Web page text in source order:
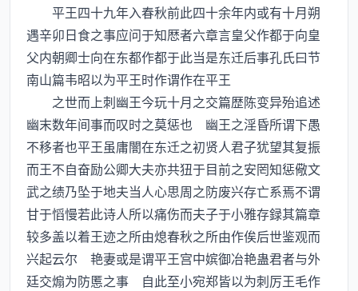
平王四十九年入春秋前此四十余年内或有十月朔
遇辛卯日食之事应问于知厯者六章言皇父作都于向皇
父内朝卿士向在东都作都于此当是东迁后事孔氏曰节
南山篇韦昭以为平王时作谓作在平王
之世而上刺幽王今玩十月之交篇歴陈变异殆追述
幽末数年间事而叹时之莫惩也 幽王之淫昏所谓下愚
不移者也平王虽庸闇在东迁之初贤人君子犹望其复振
而王不自奋励公卿大夫亦共狃于目前之安罔知惩儆文
武之绩乃坠于地夫当人心思周之防废兴存亡系焉不谓
甘于慆慢若此诗人所以痛伤而夫子于小雅存録其篇章
较多盖以着王迹之所由熄春秋之所由作俟后世鉴观而
兴起云尔 艳妻或是谓平王宫中嫔御冶艳蛊君者与外
廷交煽为防慝之事 自此至小宛郑皆以为刺厉王毛作